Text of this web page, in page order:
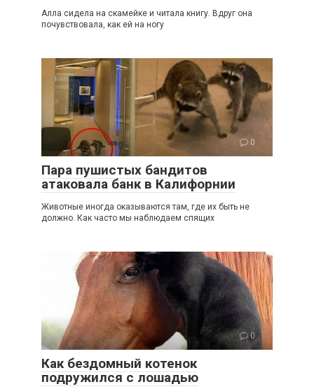
Алла сидела на скамейке и читала книгу. Вдруг она
почувствовала, как ей на ногу
0
Пара пушистых бандитов
атаковала банк в Калифорнии
Животные иногда оказываются там, где их быть не
должно. Как часто мы наблюдаем спящих
0
Как бездомный котенок
подружился с лошадью